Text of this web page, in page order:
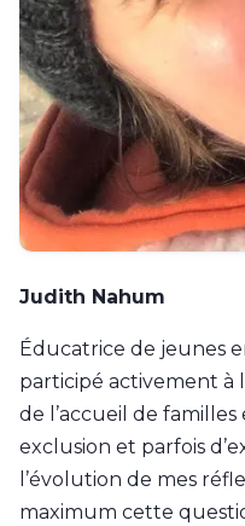
Judith Nahum
Éducatrice de jeunes
participé activement à
de l’accueil de
exclusion et parfois
l’évolution de mes
maximum cette